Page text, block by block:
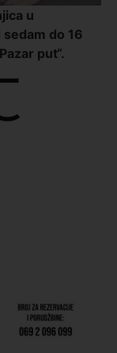
u
do 16
put“.